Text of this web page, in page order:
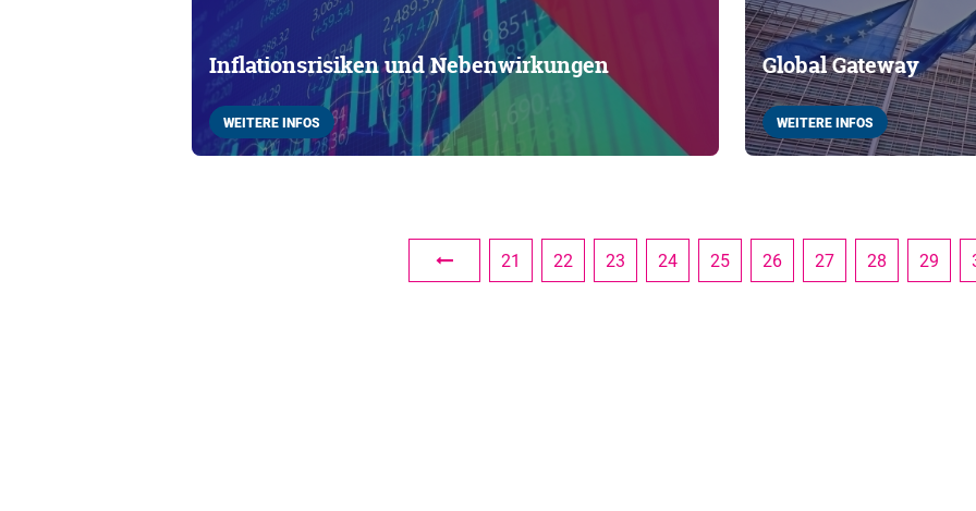
Inflationsrisiken und Nebenwirkungen
WEITERE INFOS
Global Gateway
WEITERE INFOS
21 22 23 24 25 26 27 28 29